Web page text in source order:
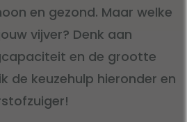
en gezond. Maar welke
vijver? Denk aan
en de grootte
de keuzehulp hieronder en